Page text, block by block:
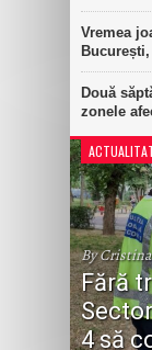
Vremea
Două
zonele
By
Fără
4 să